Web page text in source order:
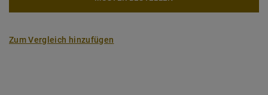
Zum Vergleich hinzufügen